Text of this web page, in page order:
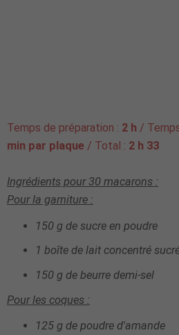
Temps de préparation : 2 h /
min par plaque / Total : 2 h 33
Ingrédients pour30 macarons :
Pour la garniture :
150 g de sucre en poudre
1 boîte de lait concentré
150 g de beurre demi-sel
Pour les coques :
125 g de poudre d'amande